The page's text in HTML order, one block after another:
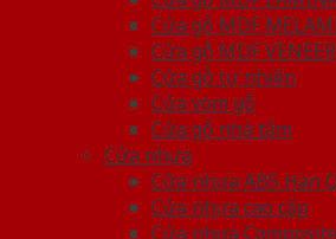
Cửa gỗ MDF
Cửa gỗ MDF VENEER
Cửa gỗ tự nhiên
Cửa vòm gỗ
Cửa gỗ nhà tắm
Cửa nhựa
Cửa nhựa ABS Hàn
Cửa nhựa cao cấp
Cửa nhựa Composite